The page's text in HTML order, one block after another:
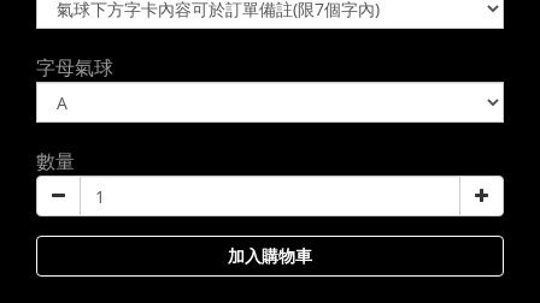
字母氣球
數量
加入購物車